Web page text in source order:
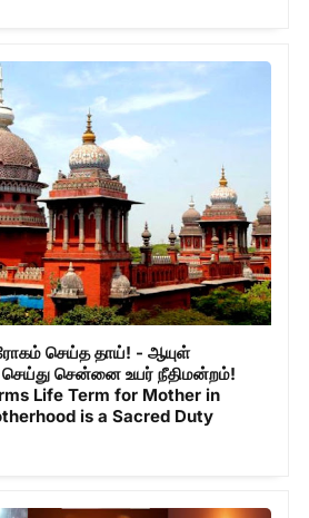
செய்த தாய்! - ஆயுள்
சென்னை உயர் நீதிமன்றம்!
Life Term for Mother in
is a Sacred Duty